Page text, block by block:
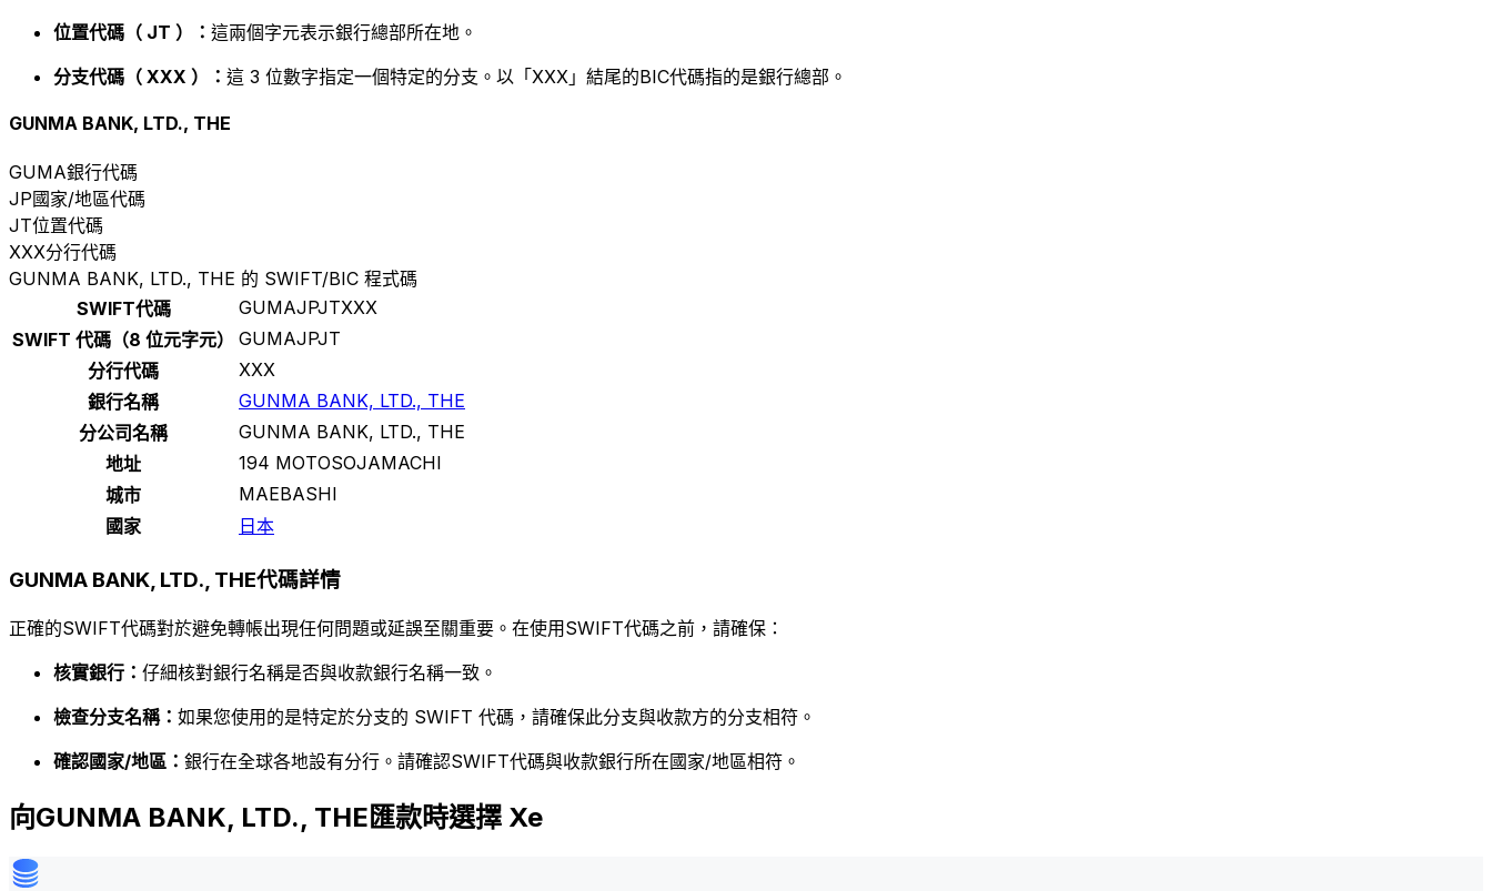
位置代碼（ JT ）： 這兩個字元表示銀行總部所在地。
分支代碼（ XXX ）： 這 3 位數字指定一個特定的分支。以「XXX」結尾的BIC代碼指的是銀行總部。
GUNMA BANK, LTD., THE
GUMA銀行代碼
JP國家/地區代碼
JT位置代碼
XXX分行代碼
GUNMA BANK, LTD., THE 的 SWIFT/BIC 程式碼
SWIFT代碼
GUMAJPJTXXX
SWIFT 代碼（8 位元字元）
GUMAJPJT
分行代碼
XXX
銀行名稱
GUNMA BANK, LTD., THE
分公司名稱
GUNMA BANK, LTD., THE
地址
194 MOTOSOJAMACHI
城市
MAEBASHI
國家
日本
GUNMA BANK, LTD., THE代碼詳情
正確的SWIFT代碼對於避免轉帳出現任何問題或延誤至關重要。在使用SWIFT代碼之前，請確保：
核實銀行： 仔細核對銀行名稱是否與收款銀行名稱一致。
檢查分支名稱： 如果您使用的是特定於分支的 SWIFT 代碼，請確保此分支與收款方的分支相符。
確認國家/地區： 銀行在全球各地設有分行。請確認SWIFT代碼與收款銀行所在國家/地區相符。
向GUNMA BANK, LTD., THE匯款時選擇 Xe